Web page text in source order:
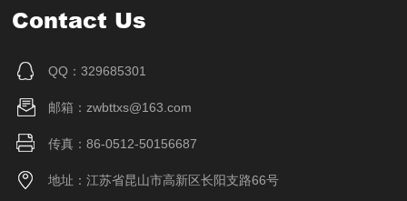
Contact Us
QQ：329685301
邮箱：zwbttxs@163.com
传真：86-0512-50156687
地址：江苏省昆山市高新区长阳支路66号